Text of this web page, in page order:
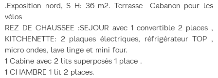
.Exposition nord, S H: 36 m2. Terrasse -Cabanon pour les
vélos
REZ DE CHAUSSEE :SEJOUR avec 1 convertible 2 places ,
KITCHENETTE: 2 plaques électriques, réfrigérateur TOP ,
micro ondes, lave linge et mini four.
1 Cabine avec 2 lits superposés 1 place .
1 CHAMBRE 1 lit 2 places.